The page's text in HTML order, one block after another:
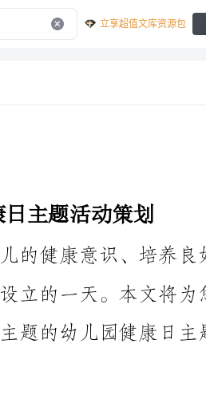
立享超值文库资源包
幼儿园健康日是为了提高幼儿的健康意识、培养良好的生活
场以“健康成长，快乐生活”为主题的幼儿园健康日主题活动。
1.增强幼儿的健康意识，让他们了解健康的重要性；